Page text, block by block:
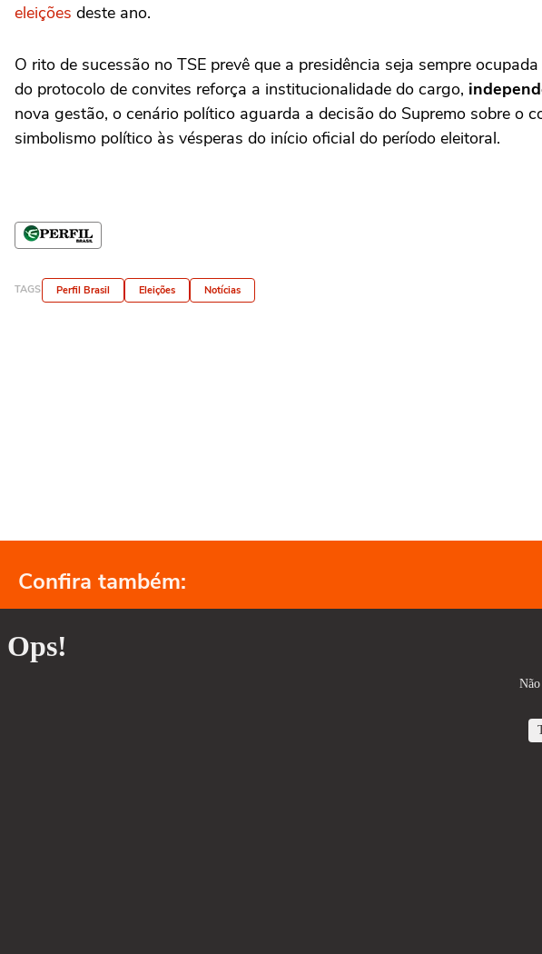
eleições deste ano.
O rito de sucessão no TSE prevê que a presidência seja sempre
do protocolo de convites reforça a institucionalidade do cargo,
nova gestão, o cenário político aguarda a decisão do Supremo sobre o
simbolismo político às vésperas do início oficial do período eleitoral.
TAGS Perfil Brasil Eleições Notícias
Confira também: